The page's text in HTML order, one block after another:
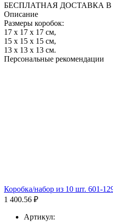
БЕСПЛАТНАЯ ДОСТАВКА
Описание
Размеры коробок:
17 х 17 х 17 см,
15 х 15 х 15 см,
13 х 13 х 13 см.
Персональные рекомендации
Коробка/набор из 10 шт. 601-
1 400.56 ₽
Артикул: